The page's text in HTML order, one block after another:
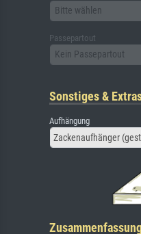
Bitte wählen
Passepartout
Kein Passepartout
Sonstiges &
Aufhängung
Zackenaufhänger